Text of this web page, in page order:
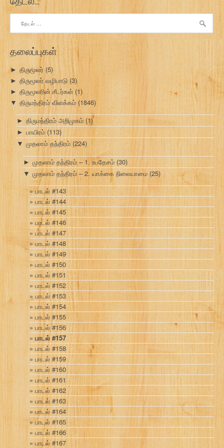
தேடு:
தலைப்புகள்
► திருமூலர் (5)
► திருமூலர் வழிபாடு (3)
► திருமூலரின் சீடர்கள் (1)
▼ திருமந்திரம் விளக்கம் (1846)
► திருமந்திரம் அறிமுகம் (1)
► பாயிரம் (113)
▼ முதலாம் தந்திரம் (224)
► முதலாம் தந்திரம் – 1. உபதேசம் (30)
▼ முதலாம் தந்திரம் – 2. யாக்கை நிலையாமை (25)
பாடல் #143
பாடல் #144
பாடல் #145
பாடல் #146
பாடல் #147
பாடல் #148
பாடல் #149
பாடல் #150
பாடல் #151
பாடல் #152
பாடல் #153
பாடல் #154
பாடல் #155
பாடல் #156
பாடல் #157
பாடல் #158
பாடல் #159
பாடல் #160
பாடல் #161
பாடல் #162
பாடல் #163
பாடல் #164
பாடல் #165
பாடல் #166
பாடல் #167